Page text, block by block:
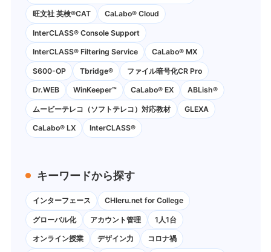
旺文社 英検®CAT CaLabo®︎ Cloud
InterCLASS®︎ Console Support
InterCLASS®︎ Filtering Service CaLabo® MX
S600-OP Tbridge® ファイル暗号化CR Pro
Dr.WEB WinKeeper™ CaLabo® EX ABLish®
ムービーテレコ（ソフトテレコ）対応教材 GLEXA
CaLabo® LX InterCLASS®
キーワードから探す
インターフェース CHIeru.net for College
グローバル化 アカウント管理 1人1台
オンライン授業 デザイン力 コロナ禍